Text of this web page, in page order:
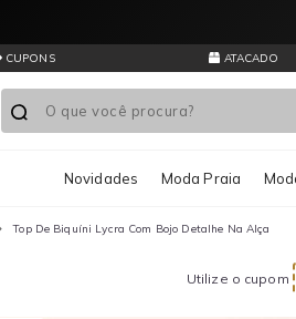
CUPONS ATACADO
Novidades Moda Praia
Top De Biquíni Lycra Com Bojo Detalhe Na Alça
Utilize o cupom